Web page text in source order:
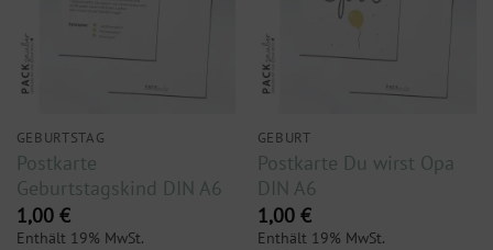
GEBURTSTAG
Postkarte
Geburtstagskind DIN A6
1,00 €
Enthält 19% MwSt.
GEBURT
Postkarte Du wirst Opa
DIN A6
1,00 €
Enthält 19% MwSt.